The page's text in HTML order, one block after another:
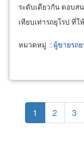
ระดับเดียวกัน ตอบส
เทียบเท่ารถยุโรป ที่
หมวดหมู่ :ผู้ขายรถ
Pagination
Current
page
1 Page
2 3